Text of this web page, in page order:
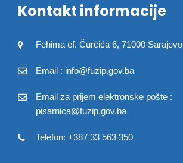
Kontakt informacije
Fehima ef. Čurčića 6, 71000 Sarajevo
Email : info@fuzip.gov.ba
Email za prijem elektronske pošte :
pisarnica@fuzip.gov.ba
Telefon: +387 33 563 350